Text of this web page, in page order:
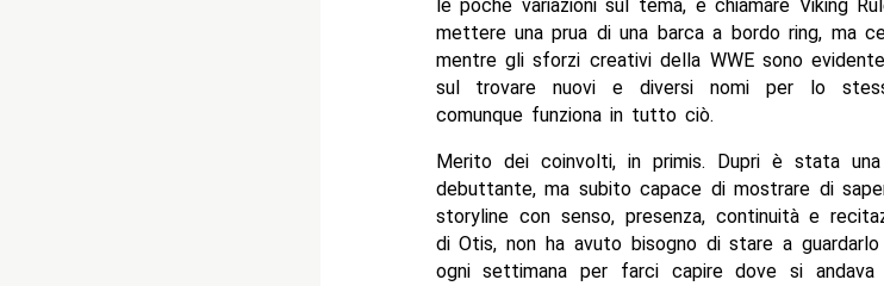
le poche variazioni sul tema, e chiamare Viking
mettere una prua di una barca a bordo ring, ma
mentre gli sforzi creativi della WWE sono
sul trovare nuovi e diversi nomi per lo
comunque funziona in tutto ciò.
Merito dei coinvolti, in primis. Dupri è stata
debuttante, ma subito capace di mostrare di
storyline con senso, presenza, continuità e
di Otis, non ha avuto bisogno di stare a
ogni settimana per farci capire dove si